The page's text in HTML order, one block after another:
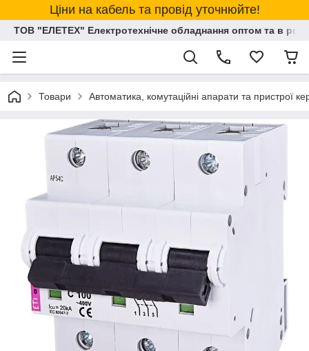
Ціни на кабель та провід уточнюйте!
ТОВ "ЕЛЕТЕХ" Електротехнічне обладнання оптом та в
Товари Автоматика, комутаційні апарати та пристрої